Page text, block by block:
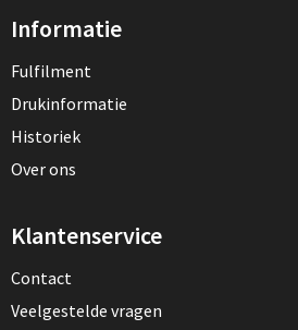
Informatie
Fulfilment
Drukinformatie
Historiek
Over ons
Klantenservice
Contact
Veelgestelde vragen